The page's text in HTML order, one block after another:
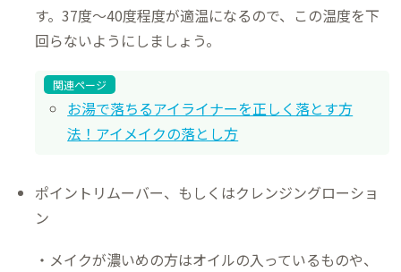
す。37度～40度程度が適温になるので、この温度を下
回らないようにしましょう。
関連ページ
お湯で落ちるアイライナーを正しく落とす方
法！アイメイクの落とし方
ポイントリムーバー、もしくはクレンジングローショ
ン
・メイクが濃いめの方はオイルの入っているものや、